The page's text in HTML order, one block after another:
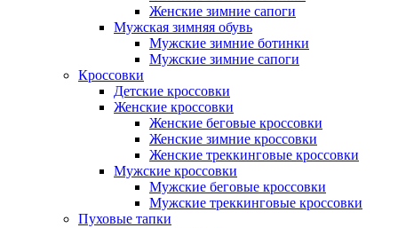
Женские зимние сапоги
Мужская зимняя обувь
Мужские зимние ботинки
Мужские зимние сапоги
Кроссовки
Детские кроссовки
Женские кроссовки
Женские беговые кроссовки
Женские зимние кроссовки
Женские треккинговые кроссовки
Мужские кроссовки
Мужские беговые кроссовки
Мужские треккинговые кроссовки
Пуховые тапки